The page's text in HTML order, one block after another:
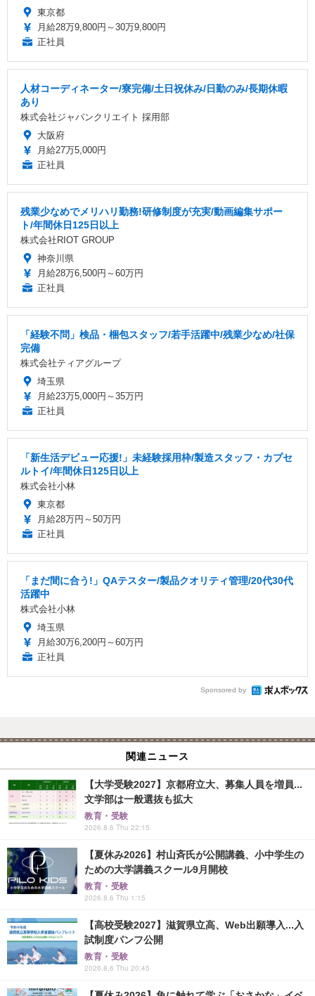
東京都
月給28万9,800円～30万9,800円
正社員
人材コーディネーター/寮完備/土日祝休み/日勤のみ/長期休暇
あり
株式会社ジャパンクリエイト 採用部
大阪府
月給27万5,000円
正社員
残業少なめでメリハリ勤務!研修制度が充実/動画編集サポー
ト/年間休日125日以上
株式会社RIOT GROUP
神奈川県
月給28万6,500円～60万円
正社員
「経験不問」検品・梱包スタッフ/若手活躍中/残業少なめ/社保
完備
株式会社ティアグループ
埼玉県
月給23万5,000円～35万円
正社員
「新生活デビュー応援!」未経験採用枠/製造スタッフ・カプセ
ルトイ/年間休日125日以上
株式会社小林
東京都
月給28万円～50万円
正社員
「まだ間に合う!」QAテスター/製品クオリティ管理/20代30代
活躍中
株式会社小林
埼玉県
月給30万6,200円～60万円
正社員
Sponsored by
関連ニュース
【大学受験2027】京都府立大、募集人員を増員...
文学部は一般選抜も拡大
教育・受験
2026.8.6 Thu 22:15
【夏休み2026】村山斉氏が公開講義、小中学生の
ための大学講義スクール9月開校
教育・受験
2026.8.6 Thu 1:15
【高校受験2027】滋賀県立高、Web出願導入...入
試制度パンフ公開
教育・受験
2026.8.6 Thu 20:45